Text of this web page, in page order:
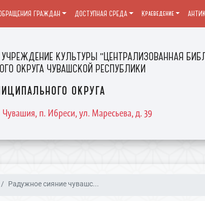
КУЛЬТУРЫ "ЦЕНТРАЛИЗОВАННАЯ
ОКРУГА ЧУВАШСКОЙ РЕСПУБЛИКИ
округа
п. Ибреси, ул. Маресьева, д. 39
ГРАЖДАН ДОСТУПНАЯ СРЕДА Краеведение
Радужное сияние чувашс...